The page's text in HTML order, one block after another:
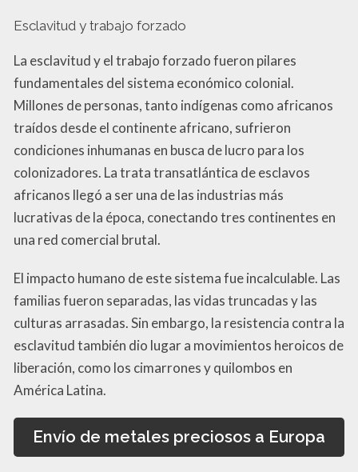
Esclavitud y trabajo forzado
La esclavitud y el trabajo forzado fueron pilares
fundamentales del sistema económico colonial.
Millones de personas, tanto indígenas como africanos
traídos desde el continente africano, sufrieron
condiciones inhumanas en busca de lucro para los
colonizadores. La trata transatlántica de esclavos
africanos llegó a ser una de las industrias más
lucrativas de la época, conectando tres continentes en
una red comercial brutal.
El impacto humano de este sistema fue incalculable. Las
familias fueron separadas, las vidas truncadas y las
culturas arrasadas. Sin embargo, la resistencia contra la
esclavitud también dio lugar a movimientos heroicos de
liberación, como los cimarrones y quilombos en
América Latina.
Envío de metales preciosos a Europa